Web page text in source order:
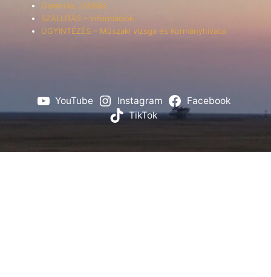
Garancia, Jótállás
SZÁLLÍTÁS – Információk
ÜGYINTÉZÉS – Műszaki vizsga és Kormányhivatal
YouTube Instagram
Facebook
TikTok